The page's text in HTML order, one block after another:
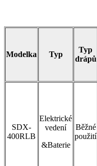
Modelka Typ
Typ
drápů
SDX-
400RLB
Elektrické
vedení
&Baterie
Běžné
použití